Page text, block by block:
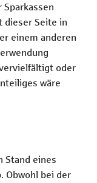
dieser Seite in
einem anderen
oder
wäre
Stand eines
Obwohl bei der